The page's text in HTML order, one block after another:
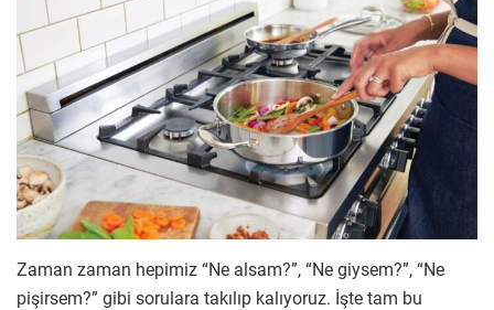
Zaman zaman hepimiz “Ne alsam?”, “Ne giysem?”, “Ne
pişirsem?” gibi sorulara takılıp kalıyoruz. İşte tam bu